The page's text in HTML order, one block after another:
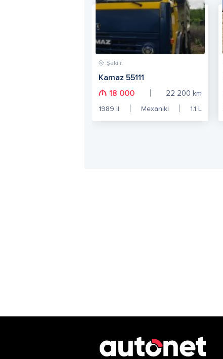
Şəki r.
Kamaz 55111
18 000
22 200 km
1989 il Mexaniki 1.1 L